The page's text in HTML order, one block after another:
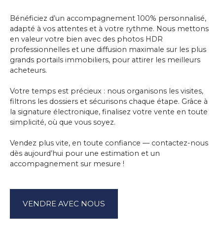
Bénéficiez d’un accompagnement 100% personnalisé,
adapté à vos attentes et à votre rythme. Nous mettons
en valeur votre bien avec des photos HDR
professionnelles et une diffusion maximale sur les plus
grands portails immobiliers, pour attirer les meilleurs
acheteurs.
Votre temps est précieux : nous organisons les visites,
filtrons les dossiers et sécurisons chaque étape. Grâce à
la signature électronique, finalisez votre vente en toute
simplicité, où que vous soyez.
Vendez plus vite, en toute confiance — contactez-nous
dès aujourd’hui pour une estimation et un
accompagnement sur mesure !
VENDRE AVEC NOUS